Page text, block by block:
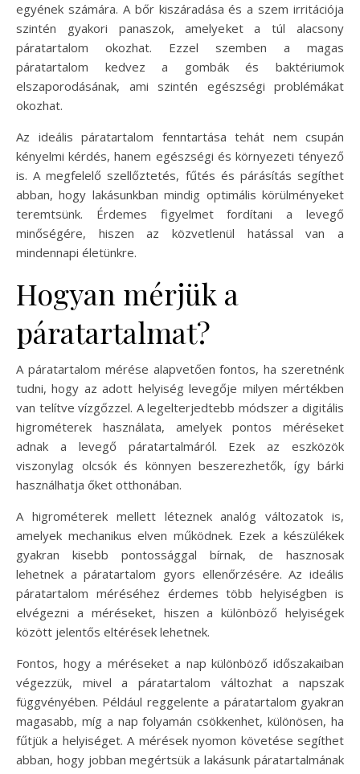
egyének számára. A bőr kiszáradása és a szem irritációja
szintén gyakori panaszok, amelyeket a túl alacsony
páratartalom okozhat. Ezzel szemben a magas
páratartalom kedvez a gombák és baktériumok
elszaporodásának, ami szintén egészségi problémákat
okozhat.
Az ideális páratartalom fenntartása tehát nem csupán
kényelmi kérdés, hanem egészségi és környezeti tényező
is. A megfelelő szellőztetés, fűtés és párásítás segíthet
abban, hogy lakásunkban mindig optimális körülményeket
teremtsünk. Érdemes figyelmet fordítani a levegő
minőségére, hiszen az közvetlenül hatással van a
mindennapi életünkre.
Hogyan mérjük a
páratartalmat?
A páratartalom mérése alapvetően fontos, ha szeretnénk
tudni, hogy az adott helyiség levegője milyen mértékben
van telítve vízgőzzel. A legelterjedtebb módszer a digitális
higrométerek használata, amelyek pontos méréseket
adnak a levegő páratartalmáról. Ezek az eszközök
viszonylag olcsók és könnyen beszerezhetők, így bárki
használhatja őket otthonában.
A higrométerek mellett léteznek analóg változatok is,
amelyek mechanikus elven működnek. Ezek a készülékek
gyakran kisebb pontossággal bírnak, de hasznosak
lehetnek a páratartalom gyors ellenőrzésére. Az ideális
páratartalom méréséhez érdemes több helyiségben is
elvégezni a méréseket, hiszen a különböző helyiségek
között jelentős eltérések lehetnek.
Fontos, hogy a méréseket a nap különböző időszakaiban
végezzük, mivel a páratartalom változhat a napszak
függvényében. Például reggelente a páratartalom gyakran
magasabb, míg a nap folyamán csökkenhet, különösen, ha
fűtjük a helyiséget. A mérések nyomon követése segíthet
abban, hogy jobban megértsük a lakásunk páratartalmának